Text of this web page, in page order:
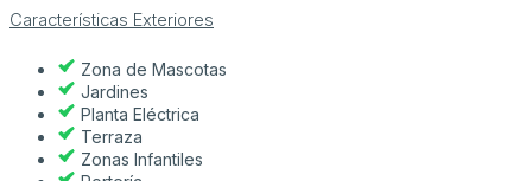
Características Exteriores
Zona de Mascotas
Jardines
Planta Eléctrica
Terraza
Zonas Infantiles